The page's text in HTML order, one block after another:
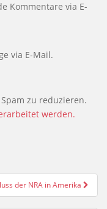
Kommentare via E-
via E-Mail.
zu reduzieren.
werden.
der NRA in Amerika